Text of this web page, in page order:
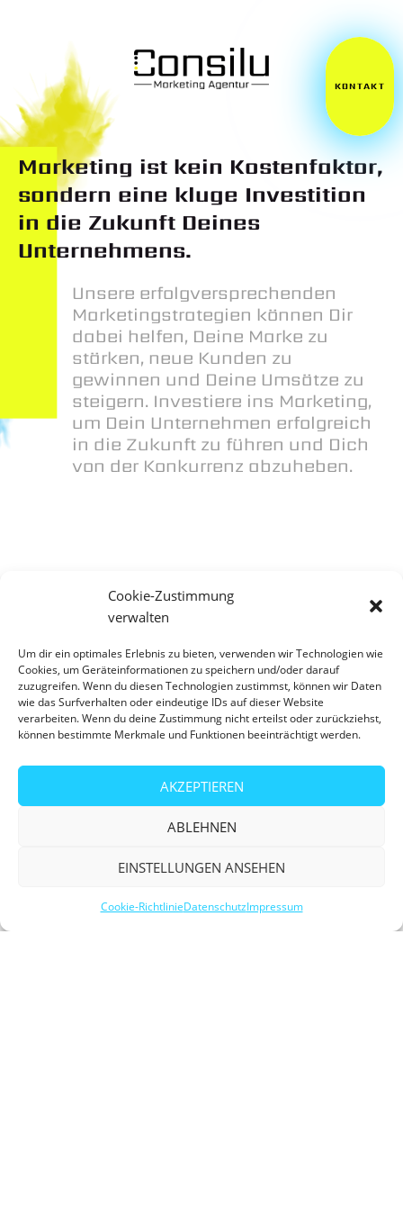
Cookie-Zustimmung
verwalten
Um dir ein optimales Erlebnis zu bieten, verwenden wir Technologien wie
Cookies, um Geräteinformationen zu speichern und/oder darauf
zuzugreifen. Wenn du diesen Technologien zustimmst, können wir Daten
wie das Surfverhalten oder eindeutige IDs auf dieser Website
verarbeiten. Wenn du deine Zustimmung nicht erteilst oder zurückziehst,
können bestimmte Merkmale und Funktionen beeinträchtigt werden.
AKZEPTIEREN
ABLEHNEN
EINSTELLUNGEN ANSEHEN
Cookie-RichtlinieDatenschutzImpressum
Marketing ist kein Kostenfaktor,
sondern eine kluge Investition
in die Zukunft Deines
Unternehmens.
Unsere erfolgversprechenden
Marketingstrategien können Dir
dabei helfen, Deine Marke zu
stärken, neue Kunden zu
gewinnen und Deine Umsätze zu
steigern. Investiere ins Marketing,
um Dein Unternehmen erfolgreich
in die Zukunft zu führen und Dich
von der Konkurrenz abzuheben.
KONTAKT